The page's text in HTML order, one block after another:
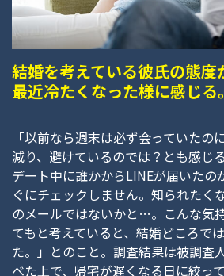
結婚を考えている彼氏の態度
最近冷たくなった様に感じる。
「以前なら週末は必ず会っていたの
減り、避けているのでは？とも感じる
デート中に誰かからLINEが届いたの
ぐにチェックしません。知られたく
のメールではないかと…。こんな気
てもと考えていると、結婚どころで
た。」とのこと。調査結果は被調査
べた上で、帰宅が遅くなる日に絞っ